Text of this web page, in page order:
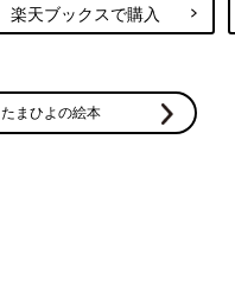
楽天ブックスで購入
たまひよの絵本